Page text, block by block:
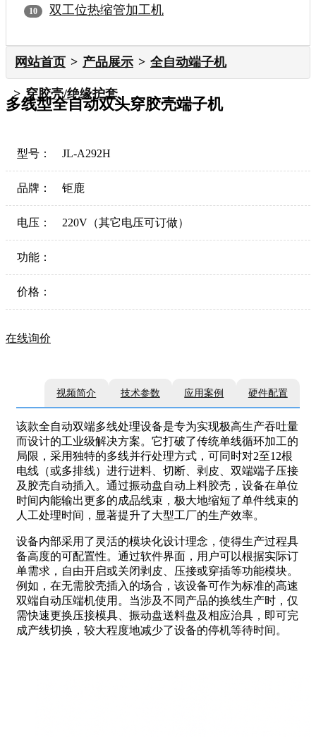
双工位热缩管加工机
网站首页 产品展示 全自动端子机
穿胶壳/绝缘护套
多线型全自动双头穿胶壳端子机
型号： JL-A292H
品牌： 钜鹿
电压： 220V（其它电压可订做）
功能：
价格：
在线询价
视频简介 技术参数 应用案例 硬件配置
该款全自动双端多线处理设备是专为实现极高生产吞吐量
而设计的工业级解决方案。它打破了传统单线循环加工的
局限，采用独特的多线并行处理方式，可同时对2至12根
电线（或多排线）进行进料、切断、剥皮、双端端子压接
及胶壳自动插入。通过振动盘自动上料胶壳，设备在单位
时间内能输出更多的成品线束，极大地缩短了单件线束的
人工处理时间，显著提升了大型工厂的生产效率。
设备内部采用了灵活的模块化设计理念，使得生产过程具
备高度的可配置性。通过软件界面，用户可以根据实际订
单需求，自由开启或关闭剥皮、压接或穿插等功能模块。
例如，在无需胶壳插入的场合，该设备可作为标准的高速
双端自动压端机使用。当涉及不同产品的换线生产时，仅
需快速更换压接模具、振动盘送料盘及相应治具，即可完
成产线切换，较大程度地减少了设备的停机等待时间。